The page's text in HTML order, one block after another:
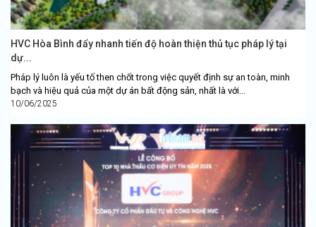
HVC Hòa Bình đẩy nhanh tiến độ hoàn thiện thủ tục pháp lý tại
dự...
Pháp lý luôn là yếu tố then chốt trong việc quyết định sự an toàn, minh
bạch và hiệu quả của một dự án bất động sản, nhất là với...
10/06/2025